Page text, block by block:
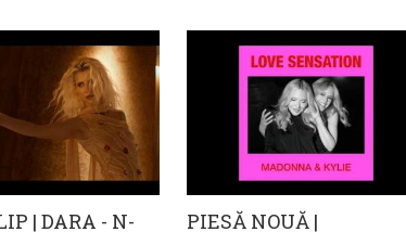
| DARA - N-
PIESĂ NOUĂ |